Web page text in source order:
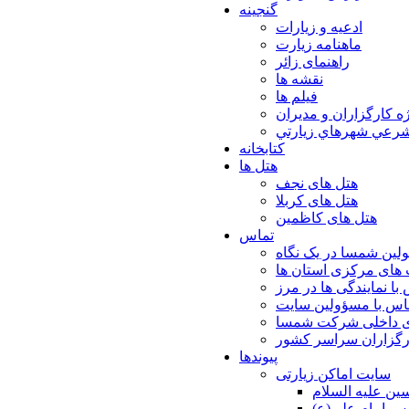
گنجینه
ادعیه و زیارات
ماهنامه زیارت
راهنمای زائر
نقشه ها
فیلم ها
كارگزاران و مديران
شهرهاي زيارتي
کتابخانه
هتل ها
هتل های نجف
هتل های کربلا
هتل های کاظمین
تماس
شمسا در یک نگاه
مرکزی استان ها
نمایندگی ها در مرز
با مسؤولین سایت
داخلی شرکت شمسا
سراسر کشور
پیوندها
سایت اماکن زیارتی
عليه السلام